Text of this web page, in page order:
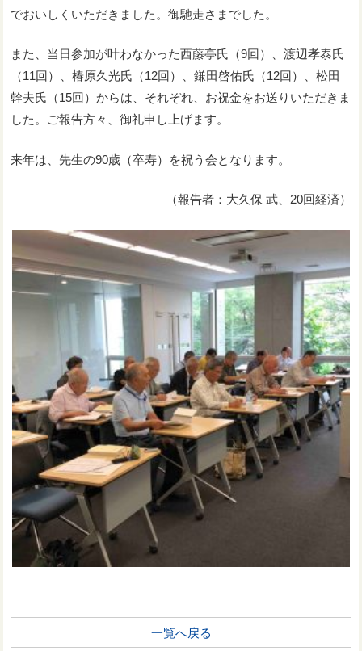
でおいしくいただきました。御馳走さまでした。
また、当日参加が叶わなかった西藤亭氏（9回）、渡辺孝泰氏
（11回）、椿原久光氏（12回）、鎌田啓佑氏（12回）、松田
幹夫氏（15回）からは、それぞれ、お祝金をお送りいただきま
した。ご報告方々、御礼申し上げます。
来年は、先生の90歳（卒寿）を祝う会となります。
（報告者：大久保 武、20回経済）
一覧へ戻る